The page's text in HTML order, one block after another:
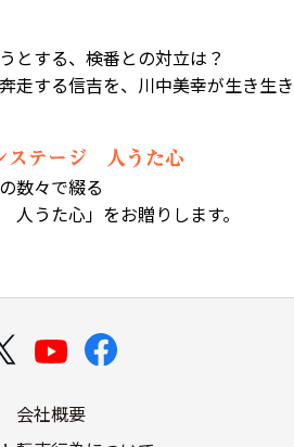
とする、検番との対立は？
走する信吉を、川中美幸が生き生き
数々で綴る
人うた心」をお贈りします。
会社概要